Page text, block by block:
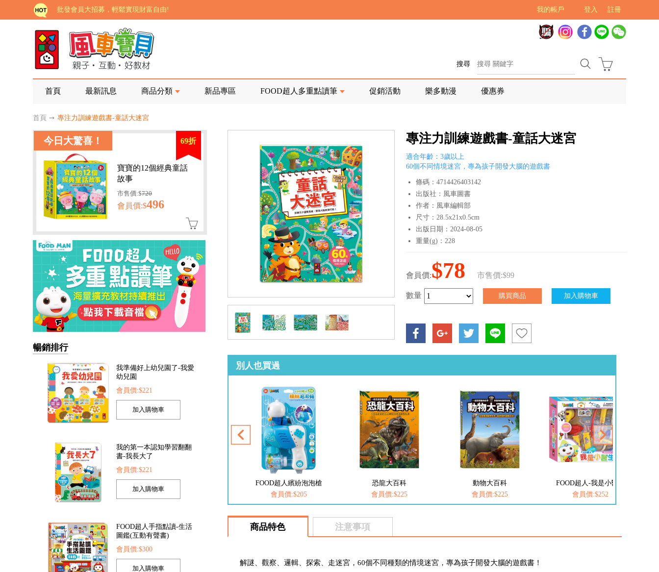
註冊
登入
我的帳戶
批發會員大招募，輕鬆實現財富自由!
如需更改或重開發票 需在訂單成立三天內通知客服 寄回發票需附上回郵郵票
老師您好!!幼教會員火熱招募中~
海外購物免煩惱！點我查看『海外購物流程說明』
家長樂了!「風車書版集團暨FOOD超人企業總部」目前正興建中!
老師您好!!幼教會員火熱招募中~
海外購物免煩惱！點我查看『海外購物流程說明』
搜尋
首頁 最新訊息 商品分類 新品專區 FOOD超人多重點讀筆 促銷活動 樂多動漫 優惠券
首頁 ➙ 專注力訓練遊戲書-童話大迷宮
今日大驚喜！ 69折
寶寶的12個經典童話
故事
市售價:$720
會員價:$496
暢銷排行
我準備好上幼兒園了-我愛
幼兒園
會員價:$221
我的第一本認知學習翻翻
書-我長大了
會員價:$221
FOOD超人手指點讀-生活
圖鑑(互動有聲書)
會員價:$300
專注力訓練遊戲書-童話大迷宮
適合年齡：3歲以上
60個不同情境迷宮，專為孩子開發大腦的遊戲書
條碼：4714426403142
出版社：風車圖書
作者：風車編輯部
尺寸：28.5x21x0.5cm
出版日期：2024-08-05
重量(g)：228
會員價:$78 市售價:$99
數量
別人也買過
FOOD超人探索點讀筆
會員價:$1422
FOOD超人繽紛泡泡槍
會員價:$205
恐龍大百科
會員價:$225
動物大百科
會員價:$225
FOOD超人-我是小醫生
會員價:$252
商品特色 注意事項
解謎、觀察、邏輯、探索、走迷宮，60個不同種類的情境迷宮，專為孩子開發大腦的遊戲書！